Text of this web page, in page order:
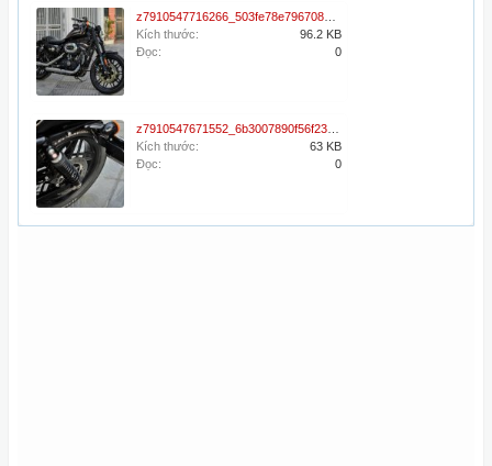
Kích thước:
96.2 KB
Đọc:
0
Kích thước:
63 KB
Đọc:
0